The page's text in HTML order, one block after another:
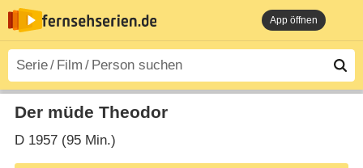
App öffnen
Der müde Theodor
D1957 (95 Min.)